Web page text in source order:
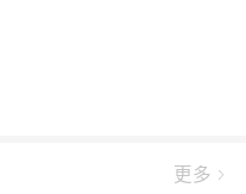
更多